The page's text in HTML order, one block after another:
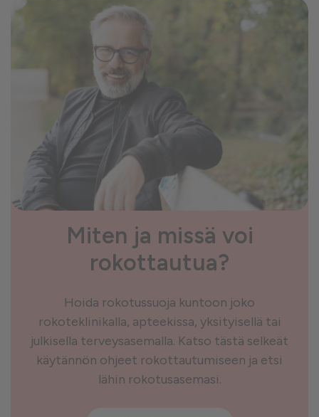
Miten ja missä voi
rokottautua?
Hoida rokotussuoja kuntoon joko
rokoteklinikalla, apteekissa, yksityisellä tai
julkisella terveysasemalla. Katso tästä selkeät
käytännön ohjeet rokottautumiseen ja etsi
lähin rokotusasemasi.